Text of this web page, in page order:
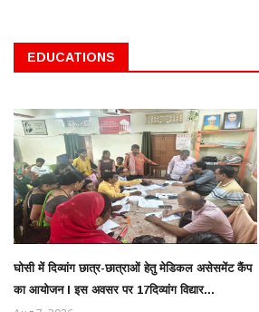
EDUCATIONS
घोसी में दिव्यांग छात्र-छात्राओं हेतु मेडिकल असेसमेंट कैंप
का आयोजन l इस अवसर पर 17दिव्यांग विद्यार...